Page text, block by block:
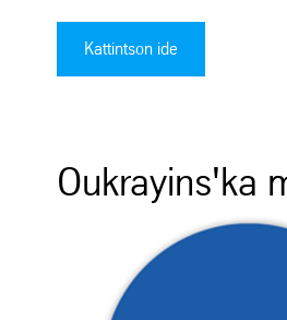
Kattintson ide
Oukrayins'ka